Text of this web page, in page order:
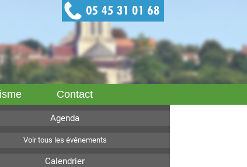
Contact
Agenda
Voir tous les événements
Calendrier